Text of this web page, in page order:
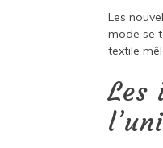
Les
mode se
textile
Les